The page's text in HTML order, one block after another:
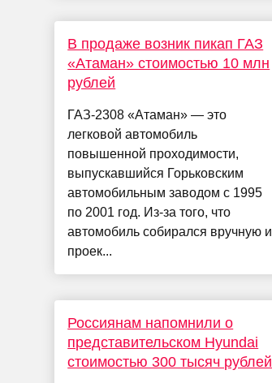
В продаже возник пикап ГАЗ
«Атаман» стоимостью 10 млн
рублей
ГАЗ-2308 «Атаман» — это
легковой автомобиль
повышенной проходимости,
выпускавшийся Горьковским
автомобильным заводом с 1995
по 2001 год. Из-за того, что
автомобиль собирался вручную и
проек...
Россиянам напомнили о
представительском Hyundai
стоимостью 300 тысяч рублей